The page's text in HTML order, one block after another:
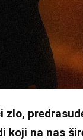
zlo,
koji na nas